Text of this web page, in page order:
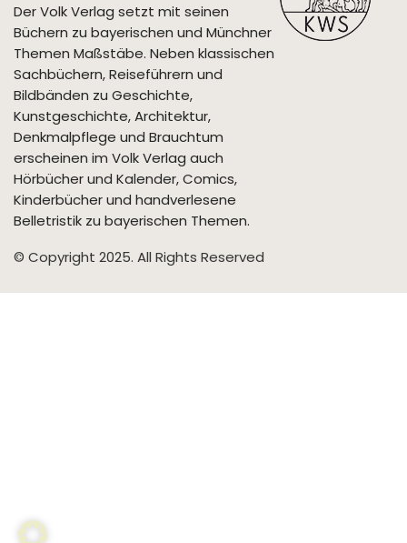
Der Volk Verlag setzt mit seinen
Büchern zu bayerischen und Münchner
Themen Maßstäbe. Neben klassischen
Sachbüchern, Reiseführern und
Bildbänden zu Geschichte,
Kunstgeschichte, Architektur,
Denkmalpflege und Brauchtum
erscheinen im Volk Verlag auch
Hörbücher und Kalender, Comics,
Kinderbücher und handverlesene
Belletristik zu bayerischen Themen.
© Copyright 2025. All Rights Reserved